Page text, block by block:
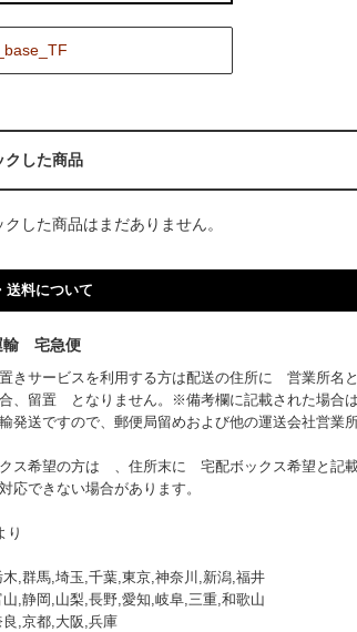
クした商品
した商品はまだありません。
送料について
輸 宅急便
きサービスを利用する方は配送の住所に 営業所
、留置 となりません。※備考欄に記載された場合
発送ですので、郵便局留めおよび他の運送会社営業
ス希望の方は 、住所末に 宅配ボックス希望と記
応できない場合があります。
り
,群馬,埼玉,千葉,東京,神奈川,新潟,福井
,静岡,山梨,長野,愛知,岐阜,三重,和歌山
,京都,大阪,兵庫